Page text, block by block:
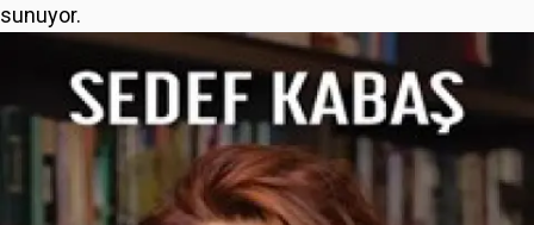
sunuyor.